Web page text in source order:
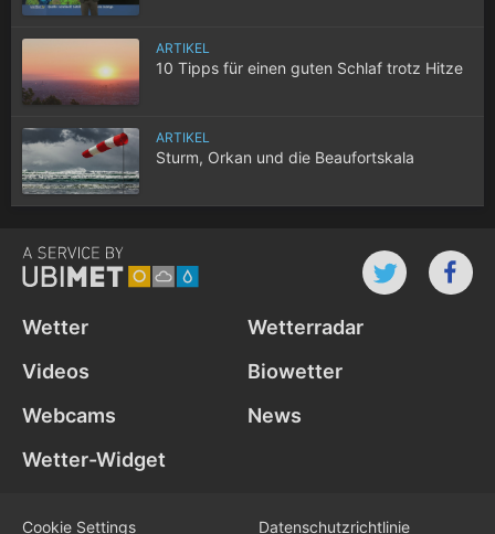
ARTIKEL
10 Tipps für einen guten Schlaf trotz Hitze
ARTIKEL
Sturm, Orkan und die Beaufortskala
Wetter
Wetterradar
Videos
Biowetter
Webcams
News
Wetter-Widget
Cookie Settings Datenschutz­richtlinie